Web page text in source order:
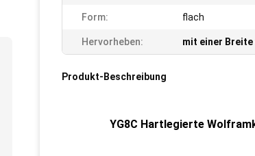
Form: flach
Hervorheben: mit einer Breite
Produkt-Beschreibung
YG8C Hartlegierte